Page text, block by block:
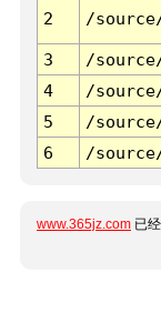
2 /
3 /
4
/
5
/
6
/
www.365jz.com 已